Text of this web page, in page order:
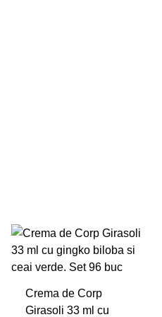
Crema de Corp
Girasoli 33 ml cu